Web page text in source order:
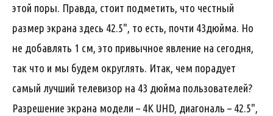
этой поры. Правда, стоит подметить, что честный
размер экрана здесь 42.5", то есть, почти 43дюйма. Но
не добавлять 1 см, это привычное явление на сегодня,
так что и мы будем округлять. Итак, чем порадует
самый лучший телевизор на 43 дюйма пользователей?
Разрешение экрана модели – 4K UHD, диагональ – 42.5",